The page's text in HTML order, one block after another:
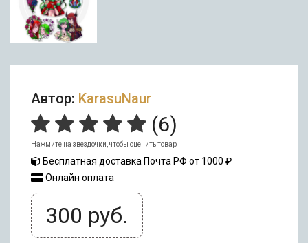
Автор: KarasuNaur
(6)
Нажмите на звездочки, чтобы оценить товар
Бесплатная доставка Почта РФ от 1000 ₽
Онлайн оплата
300 руб.